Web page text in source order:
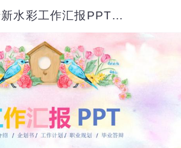
唯美清新水彩工作汇报PPT背景